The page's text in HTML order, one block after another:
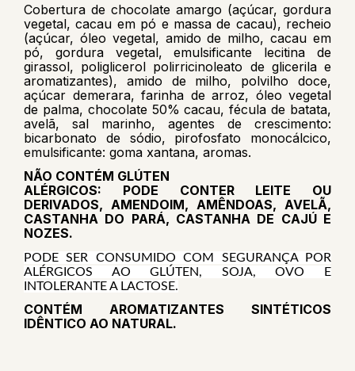
Cobertura de chocolate amargo (açúcar, gordura
vegetal, cacau em pó e massa de cacau), recheio
(açúcar, óleo vegetal, amido de milho, cacau em
pó, gordura vegetal, emulsificante lecitina de
girassol, poliglicerol polirricinoleato de glicerila e
aromatizantes), amido de milho, polvilho doce,
açúcar demerara, farinha de arroz, óleo vegetal
de palma, chocolate 50% cacau, fécula de batata,
avelã, sal marinho, agentes de crescimento:
bicarbonato de sódio, pirofosfato monocálcico,
emulsificante: goma xantana, aromas.
NÃO CONTÉM GLÚTEN
ALÉRGICOS: PODE CONTER LEITE OU
DERIVADOS, AMENDOIM, AMÊNDOAS, AVELÃ,
CASTANHA DO PARÁ, CASTANHA DE CAJÚ E
NOZES.
PODE SER CONSUMIDO COM SEGURANÇA POR
ALÉRGICOS AO GLÚTEN, SOJA, OVO E
INTOLERANTE A LACTOSE.
CONTÉM AROMATIZANTES SINTÉTICOS
IDÊNTICO AO NATURAL.